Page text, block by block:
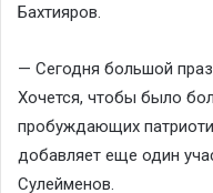
Бахтияров.
— Сегодня большой
Хочется, чтобы было
пробуждающих
добавляет еще один
Сулейменов.